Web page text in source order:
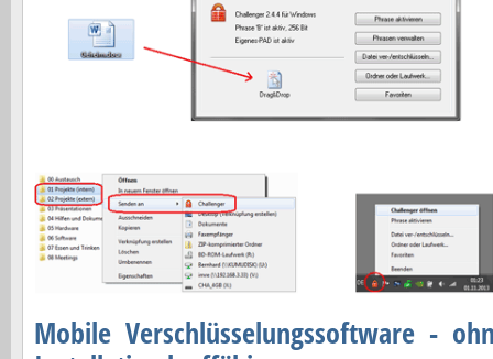
Mobile Verschlüsselungssoftware -